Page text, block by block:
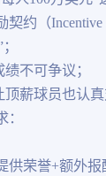
约（Incentive
不可争议；
薪球员也认真
供荣誉+额外报